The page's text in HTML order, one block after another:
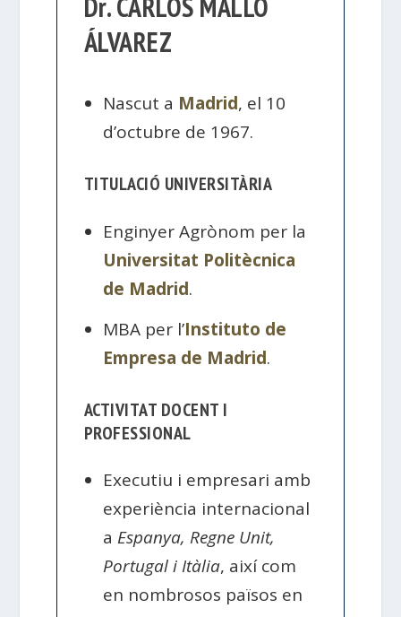
ÁLVAREZ
Nascut a Madrid, el 10
d’octubre de 1967.
TITULACIÓ UNIVERSITÀRIA
Enginyer Agrònom per la
Universitat Politècnica
de Madrid.
MBA per l’Instituto de
Empresa de Madrid.
ACTIVITAT DOCENT I
PROFESSIONAL
Executiu i empresari amb
experiència internacional
a Espanya, Regne Unit,
Portugal i Itàlia, així com
en nombrosos països en